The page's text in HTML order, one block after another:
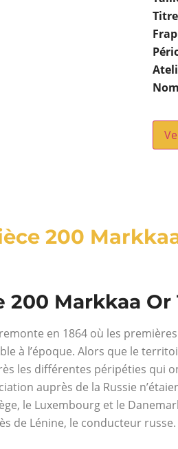
200
Markkaa Or
en 1864 où les
à l’époque. Alors que le
les différentes péripéties
auprès de la Russie
le Luxembourg et le
de Lénine, le conducteur